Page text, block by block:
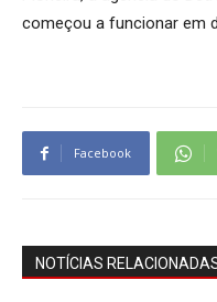
começou a funcionar em
Facebook
NOTÍCIAS